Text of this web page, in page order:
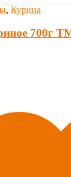
, Курица
700г